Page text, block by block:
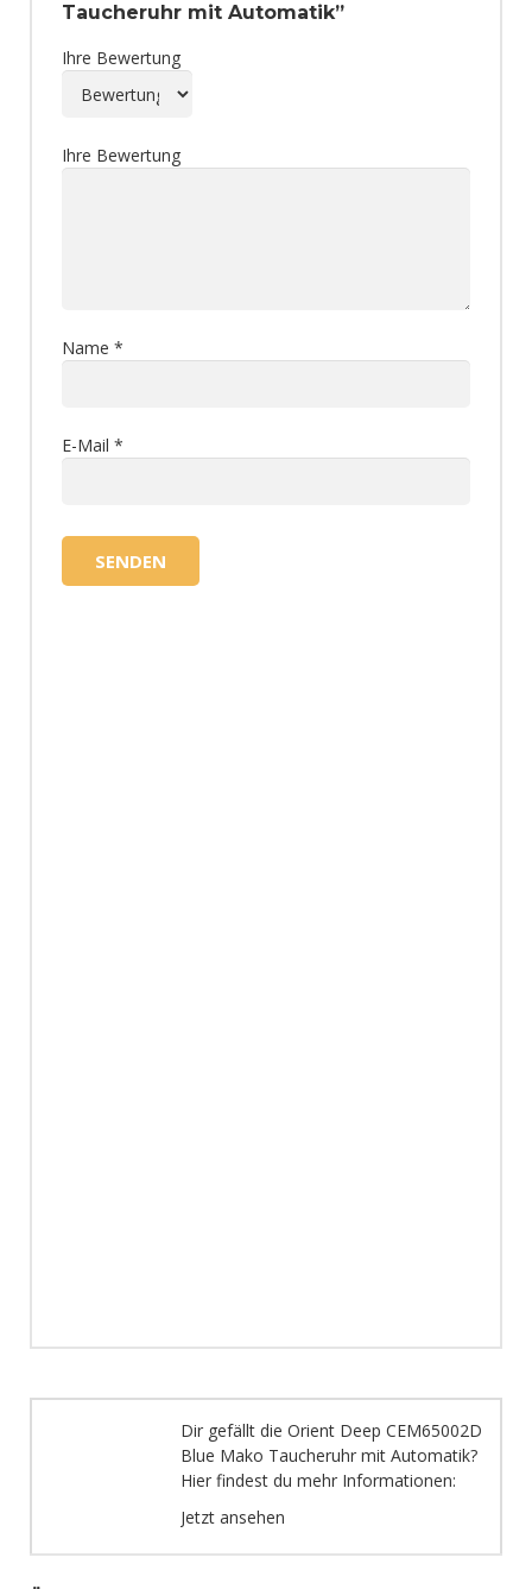
Taucheruhr mit Automatik”
Ihre Bewertung
Ihre Bewertung
Name *
E-Mail *
Dir gefällt die Orient Deep CEM65002D
Blue Mako Taucheruhr mit Automatik?
Hier findest du mehr Informationen:
Jetzt ansehen